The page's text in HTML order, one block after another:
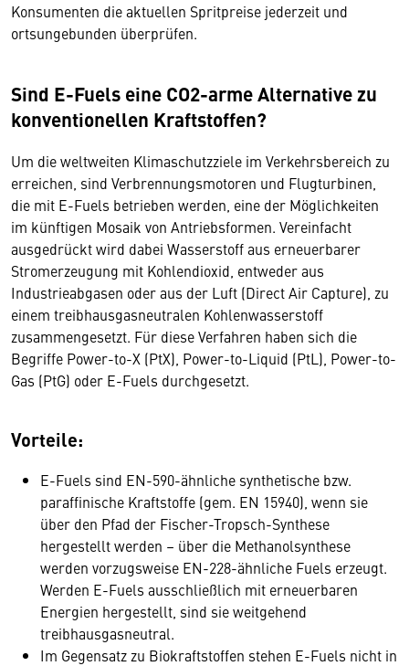
Konsumenten die aktuellen Spritpreise jederzeit und
ortsungebunden überprüfen.
Sind E-Fuels eine CO2-arme Alternative zu
konventionellen Kraftstoffen?
Um die weltweiten Klimaschutzziele im Verkehrsbereich zu
erreichen, sind Verbrennungsmotoren und Flugturbinen,
die mit E-Fuels betrieben werden, eine der Möglichkeiten
im künftigen Mosaik von Antriebsformen. Vereinfacht
ausgedrückt wird dabei Wasserstoff aus erneuerbarer
Stromerzeugung mit Kohlendioxid, entweder aus
Industrieabgasen oder aus der Luft (Direct Air Capture), zu
einem treibhausgasneutralen Kohlenwasserstoff
zusammengesetzt. Für diese Verfahren haben sich die
Begriffe Power-to-X (PtX), Power-to-Liquid (PtL), Power-to-
Gas (PtG) oder E-Fuels durchgesetzt.
Vorteile:
E-Fuels sind EN-590-ähnliche synthetische bzw.
paraffinische Kraftstoffe (gem. EN 15940), wenn sie
über den Pfad der Fischer-Tropsch-Synthese
hergestellt werden – über die Methanolsynthese
werden vorzugsweise EN-228-ähnliche Fuels erzeugt.
Werden E-Fuels ausschließlich mit erneuerbaren
Energien hergestellt, sind sie weitgehend
treibhausgasneutral.
Im Gegensatz zu Biokraftstoffen stehen E-Fuels nicht in